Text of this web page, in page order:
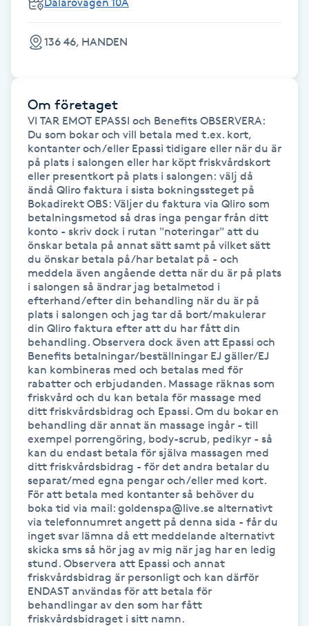
Face framing
Fet hårbotten
Fettreducering
Fibromassage
Fillers
Fotmassage
Fotsvamp
Fotvård
Fransar
Fransborttagning
Fransfärgning
Fransförlängning
Fransförlängning Megavolym
Fransförlängning Volym
136 46, HANDEN
Om företaget
VI TAR EMOT EPASSI och Benefits OBSERVERA:
Du som bokar och vill betala med t.ex. kort,
kontanter och/eller Epassi tidigare eller när du är
på plats i salongen eller har köpt friskvårdskort
eller presentkort på plats i salongen: välj då
ändå Qliro faktura i sista bokningssteget på
Bokadirekt OBS: Väljer du faktura via Qliro som
betalningsmetod så dras inga pengar från ditt
konto - skriv dock i rutan "noteringar" att du
önskar betala på annat sätt samt på vilket sätt
du önskar betala på/har betalat på - och
meddela även angående detta när du är på plats
i salongen så ändrar jag betalmetod i
efterhand/efter din behandling när du är på
plats i salongen och jag tar då bort/makulerar
din Qliro faktura efter att du har fått din
behandling. Observera dock även att Epassi och
Benefits betalningar/beställningar EJ gäller/EJ
kan kombineras med och betalas med för
rabatter och erbjudanden. Massage räknas som
friskvård och du kan betala för massage med
ditt friskvårdsbidrag och Epassi. Om du bokar en
behandling där annat än massage ingår - till
exempel porrengöring, body-scrub, pedikyr - så
kan du endast betala för själva massagen med
ditt friskvårdsbidrag - för det andra betalar du
separat/med egna pengar och/eller med kort.
För att betala med kontanter så behöver du
boka tid via mail: goldenspa@live.se alternativt
via telefonnumret angett på denna sida - får du
inget svar lämna då ett meddelande alternativt
skicka sms så hör jag av mig när jag har en ledig
stund. Observera att Epassi och annat
friskvårdsbidrag är personligt och kan därför
ENDAST användas för att betala för
behandlingar av den som har fått
friskvårdsbidraget i sitt namn.